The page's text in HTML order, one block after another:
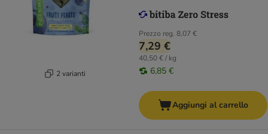
2 varianti
Prezzo reg. 8,07 €
7,29 €
40,50 € / kg
6,85 €
Aggiungi al carrello